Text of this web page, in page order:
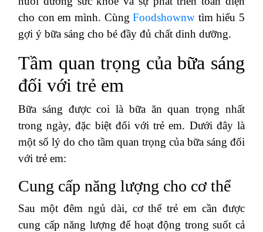
cho con em mình. CùngFoodshownw tìm hiểu 5
gợi ý bữa sáng cho bé đầy đủ chất dinh dưỡng.
Tầm quan trọng của bữa sáng
đối với trẻ em
Bữa sáng được coi là bữa ăn quan trọng nhất
trong ngày, đặc biệt đối với trẻ em. Dưới đây là
một số lý do cho tầm quan trọng của bữa sáng đối
với trẻ em:
Cung cấp năng lượng cho cơ thể
Sau một đêm ngủ dài, cơ thể trẻ em cần được
cung cấp năng lượng để hoạt động trong suốt cả